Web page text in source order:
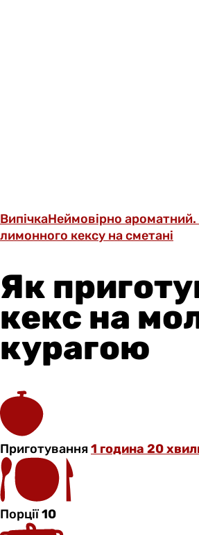
ВипічкаНеймовірно
лимонного кексу на сметані
Як
кекс на
курагою
Приготування1 година 20
Порції10